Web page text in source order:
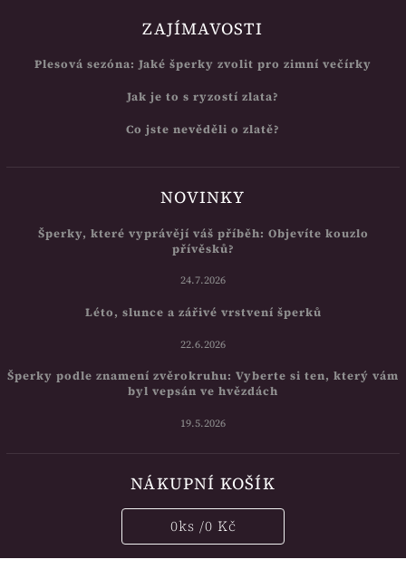
ZAJÍMAVOSTI
Plesová sezóna: Jaké šperky zvolit pro zimní večírky
Jak je to s ryzostí zlata?
Co jste nevěděli o zlatě?
NOVINKY
Šperky, které vyprávějí váš příběh: Objevíte kouzlo
přívěsků?
24.7.2026
Léto, slunce a zářivé vrstvení šperků
22.6.2026
Šperky podle znamení zvěrokruhu: Vyberte si ten, který vám
byl vepsán ve hvězdách
19.5.2026
NÁKUPNÍ KOŠÍK
0ks /0 Kč